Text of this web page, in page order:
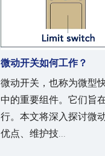
微动开关如何工作？
微动开关，也称为微型
中的重要组件。它们旨
行。本文将深入探讨微
优点、维护技...